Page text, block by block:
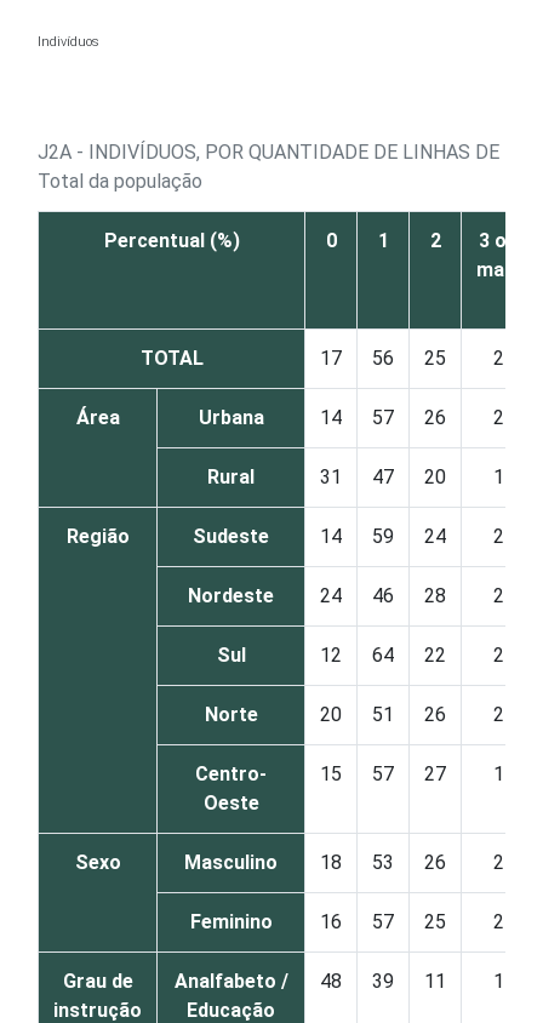
Indivíduos
J2A - INDIVÍDUOS, POR QUANTIDADE DE LINHAS DE
Total da população
Percentual (%) 0 1 2
3 ou
mais
TOTAL 17 56 25 2
Área Urbana 14 57 26 2
Rural 31 47 20 1
Região Sudeste 14 59 24 2
Nordeste 24 46 28 2
Sul 12 64 22 2
Norte 20 51 26 2
Centro-
Oeste
15 57 27 1
Sexo Masculino 18 53 26 2
Feminino 16 57 25 2
Grau de
instrução
Analfabeto /
Educação
48 39 11 1